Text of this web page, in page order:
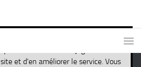
et d'en améliorer le service. Vous